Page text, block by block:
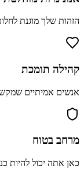
הזהות שלך מוגנת
קהילה תומכת
אנשים אמיתיים
מרחב בטוח
כאן אתה יכול להיות